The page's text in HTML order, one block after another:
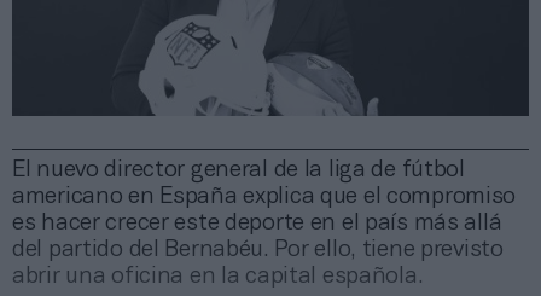
El nuevo director general de la liga de fútbol
americano en España explica que el compromiso
es hacer crecer este deporte en el país más allá
del partido del Bernabéu. Por ello, tiene previsto
abrir una oficina en la capital española.